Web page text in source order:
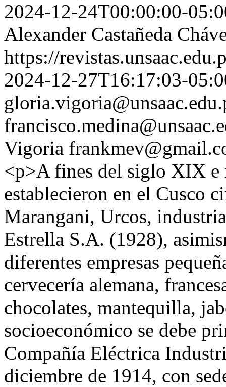
2024-12-24T00:00:00-
Alexander Castañeda
https://
2024-12-27T16:17:03-
Vigoria
<p>A fines del siglo XIX
establecieron en el Cusco
Marangani, Urcos,
Estrella S.A. (1928),
diferentes empresas
cervecería alemana,
chocolates, mantequilla,
socioeconómico se debe
Compañía Eléctrica
diciembre de 1914, con